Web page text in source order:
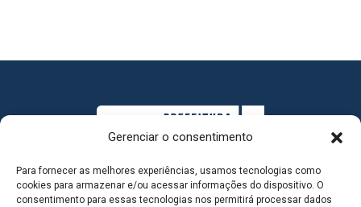
Gerenciar o consentimento
Para fornecer as melhores experiências, usamos tecnologias como
cookies para armazenar e/ou acessar informações do dispositivo. O
consentimento para essas tecnologias nos permitirá processar dados